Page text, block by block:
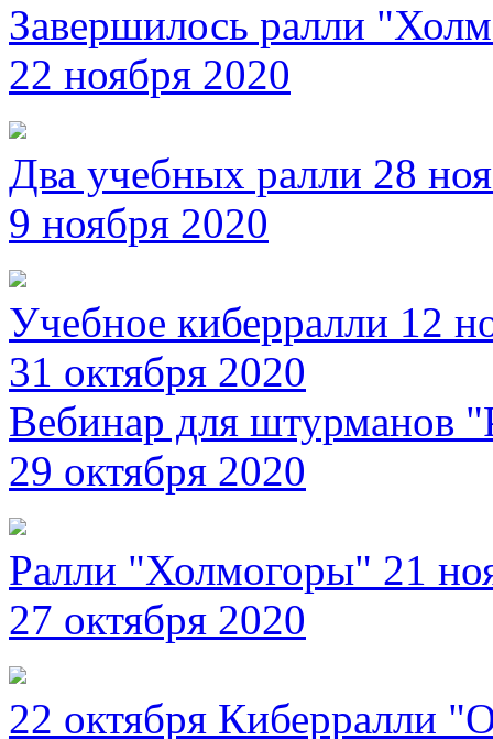
Завершилось ралли
22 ноября 2020
Два учебных ралли 28
9 ноября 2020
Учебное киберралли 12
31 октября 2020
Вебинар для штурманов
29 октября 2020
Ралли "Холмогоры" 21
27 октября 2020
22 октября Киберралли